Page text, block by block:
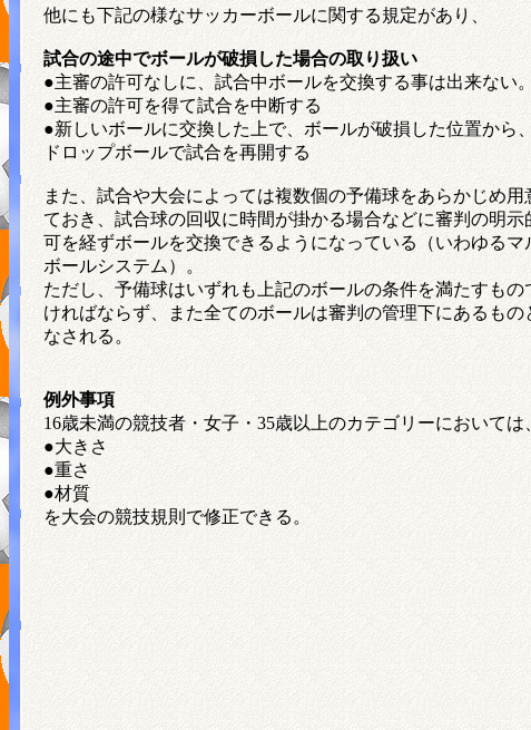
他にも下記の様なサッカーボールに関する規定があり、
試合の途中でボールが破損した場合の取り扱い
●主審の許可なしに、試合中ボールを交換する事は出来ない。
●主審の許可を得て試合を中断する
●新しいボールに交換した上で、ボールが破損した位置から、
ドロップボールで試合を再開する
また、試合や大会によっては複数個の予備球をあらかじめ用
ておき、試合球の回収に時間が掛かる場合などに審判の明示
可を経ずボールを交換できるようになっている（いわゆるマ
ボールシステム）。
ただし、予備球はいずれも上記のボールの条件を満たすもの
ければならず、また全てのボールは審判の管理下にあるもの
なされる。
例外事項
16歳未満の競技者・女子・35歳以上のカテゴリーにおいては、
●大きさ
●重さ
●材質
を大会の競技規則で修正できる。